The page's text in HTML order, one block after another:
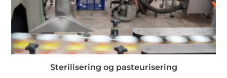
Sterilisering og pasteurisering